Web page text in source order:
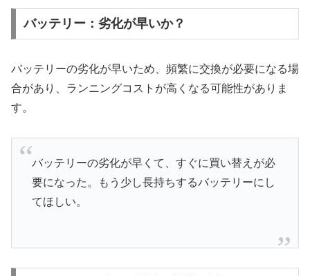
バッテリー：劣化が早いか？
バッテリーの劣化が早いため、頻繁に交換が必要になる場
合があり、ランニングコストが高くなる可能性がありま
す。
バッテリーの劣化が早くて、すぐに買い替えが必
要になった。もう少し長持ちするバッテリーにし
てほしい。